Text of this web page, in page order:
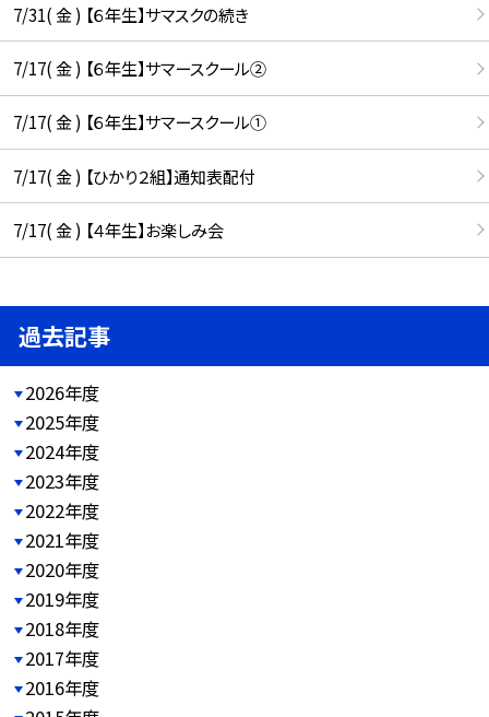
7/31( 金 ) 【６年生】サマスクの続き
7/17( 金 ) 【６年生】サマースクール②
7/17( 金 ) 【６年生】サマースクール①
7/17( 金 ) 【ひかり２組】通知表配付
7/17( 金 ) 【４年生】お楽しみ会
過去記事
2026年度
2025年度
2024年度
2023年度
2022年度
2021年度
2020年度
2019年度
2018年度
2017年度
2016年度